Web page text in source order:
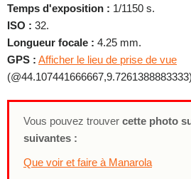
Temps d'exposition : 1/1150 s.
ISO : 32.
Longueur focale : 4.25 mm.
GPS : Afficher le lieu de prise de vue
Vous pouvez trouver cette photo
suivantes :
Que voir et faire à Manarola